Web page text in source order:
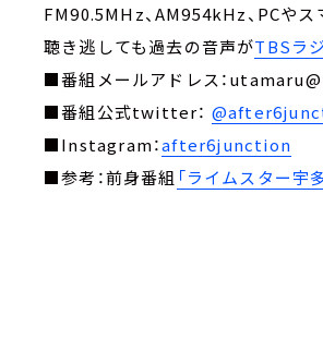
FM90.5MHz、AM954kHz、PCやス
聴き逃しても過去の音声がTBSラ
■番組メールアドレス：
■番組公式twitter：
■Instagram：after6junction
■参考：前身番組 「ライムスター宇